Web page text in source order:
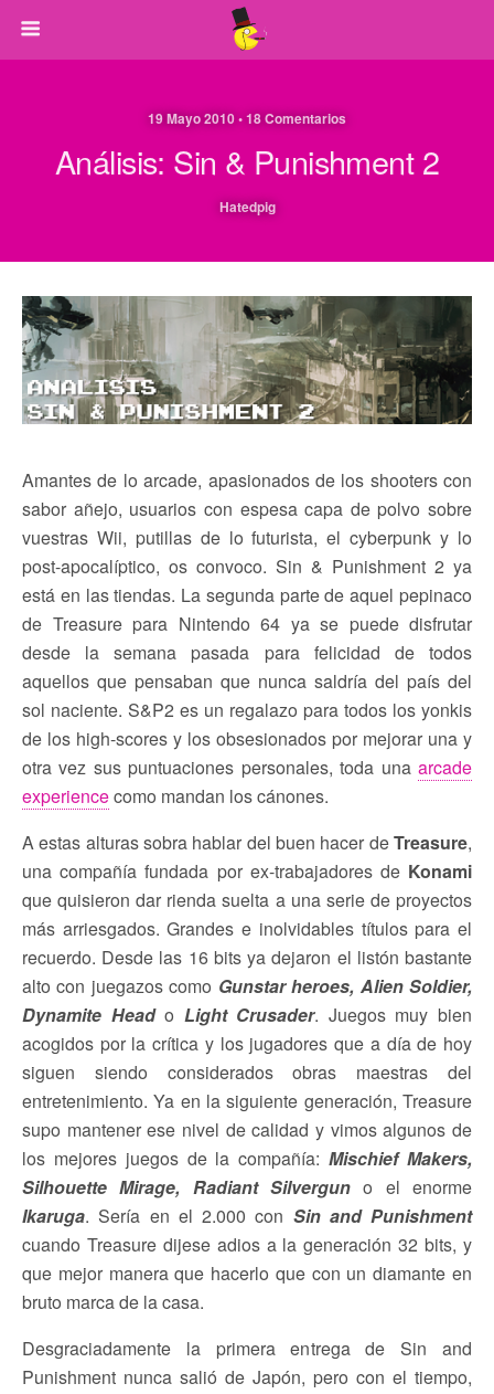
19 Mayo 2010 • 18 Comentarios
Análisis: Sin & Punishment 2
Hatedpig
Amantes de lo arcade, apasionados de los shooters con
sabor añejo, usuarios con espesa capa de polvo sobre
vuestras Wii, putillas de lo futurista, el cyberpunk y lo
post-apocalíptico, os convoco. Sin & Punishment 2 ya
está en las tiendas. La segunda parte de aquel pepinaco
de Treasure para Nintendo 64 ya se puede disfrutar
desde la semana pasada para felicidad de todos
aquellos que pensaban que nunca saldría del país del
sol naciente. S&P2 es un regalazo para todos los yonkis
de los high-scores y los obsesionados por mejorar una y
otra vez sus puntuaciones personales, toda una arcade
experiencecomo mandan los cánones.
A estas alturas sobra hablar del buen hacer deTreasure,
una compañía fundada por ex-trabajadores de Konami
que quisieron dar rienda suelta a una serie de proyectos
más arriesgados. Grandes e inolvidables títulos para el
recuerdo. Desde las 16 bits ya dejaron el listón bastante
alto con juegazos como Gunstar heroes, Alien Soldier,
Dynamite Heado Light Crusader. Juegos muy bien
acogidos por la crítica y los jugadores que a día de hoy
siguen siendo considerados obras maestras del
entretenimiento. Ya en la siguiente generación, Treasure
supo mantener ese nivel de calidad y vimos algunos de
los mejores juegos de la compañía:Mischief Makers,
Silhouette Mirage, Radiant Silvergun o el enorme
Ikaruga. Sería en el 2.000 con Sin and Punishment
cuando Treasure dijese adios a la generación 32 bits, y
que mejor manera que hacerlo que con un diamante en
bruto marca de la casa.
Desgraciadamente la primera entrega de Sin and
Punishment nunca salió de Japón, pero con el tiempo,